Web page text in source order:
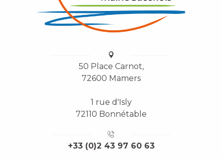
50 Place Carnot,
72600 Mamers
1 rue d'Isly
72110 Bonnétable
+33 (0)2 43 97 60 63